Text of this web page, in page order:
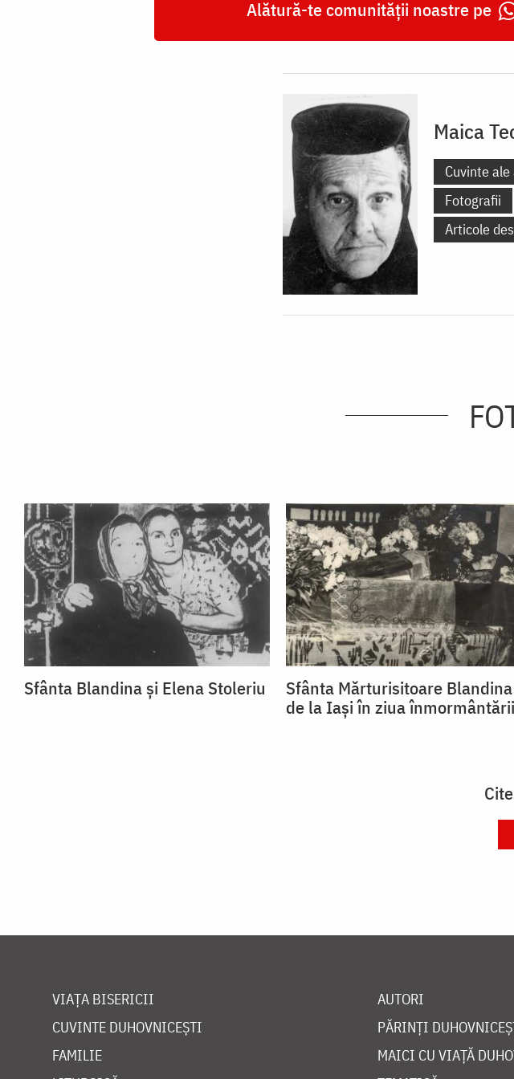
Alătură-te comunității noastre pe
Maica
Cuvinte
Fotografii
Articole
Sfânta Blandina și Elena Stoleriu
Sfânta Mărturisitoare Blandina
de la Iași în ziua înmormântării
VIAȚA BISERICII
CUVINTE DUHOVNICEȘTI
FAMILIE
AUTORI
PĂRINȚI
MAICI CU VIAȚĂ